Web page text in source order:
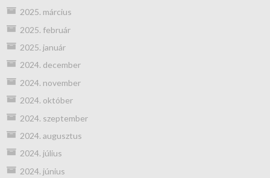
2025. március
2025. február
2025. január
2024. december
2024. november
2024. október
2024. szeptember
2024. augusztus
2024. július
2024. június